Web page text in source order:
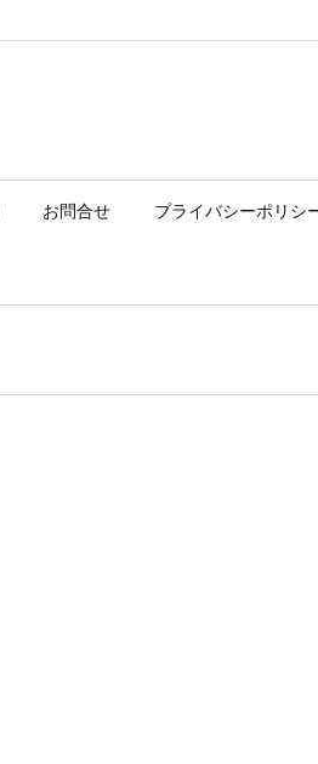
お問合せ プライバシーポリシ